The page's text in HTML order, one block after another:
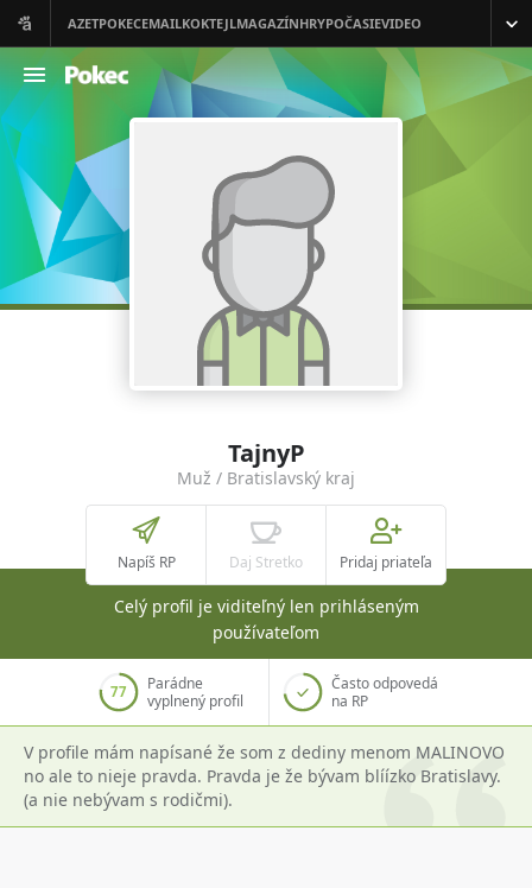
TajnyP
Muž / Bratislavský kraj
Napíš RP Daj Stretko Pridaj priateľa
Celý profil je viditeľný len prihláseným
používateľom
77
Parádne
vyplnený profil
Často odpovedá
na RP
V profile mám napísané že som z dediny menom MALINOVO
no ale to nieje pravda. Pravda je že bývam blíízko Bratislavy.
(a nie nebývam s rodičmi).